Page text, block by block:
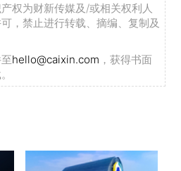
权为财新传媒及/或相关权利人
，禁止进行转载、摘编、复制及
hello@caixin.com ，获得书面